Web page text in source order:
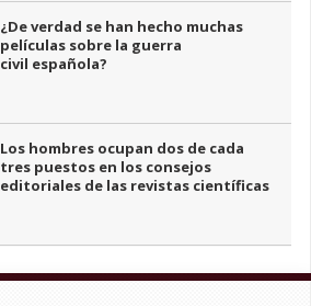
¿De verdad se han hecho muchas
películas sobre la guerra
civil española?
Los hombres ocupan dos de cada
tres puestos en los consejos
editoriales de las revistas científicas